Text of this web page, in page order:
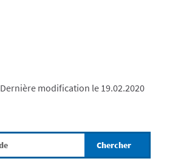
Dernière modification le 19.02.2020